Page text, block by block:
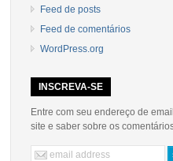
Feed de posts
Feed de comentários
WordPress.org
INSCREVA-SE
Entre com seu endereço de
site e saber sobre os